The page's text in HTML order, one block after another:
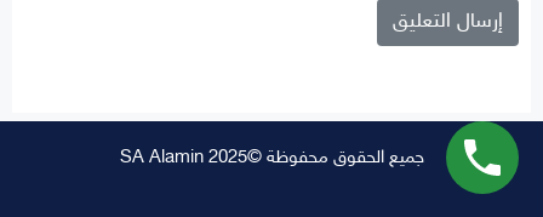
جميع الحقوق محفوظة ©SA Alamin 2025